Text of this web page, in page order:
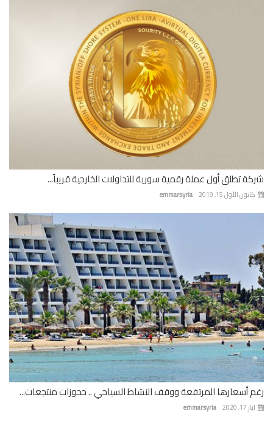
تطلق أول عملة رقمية سورية للتداولات الخارجية قريباً...
emmarsyria الأول 15, 2019
أسعارها المرتفعة ووقف النشاط السياحي .. حجوزات منتجعات...
emmarsyria